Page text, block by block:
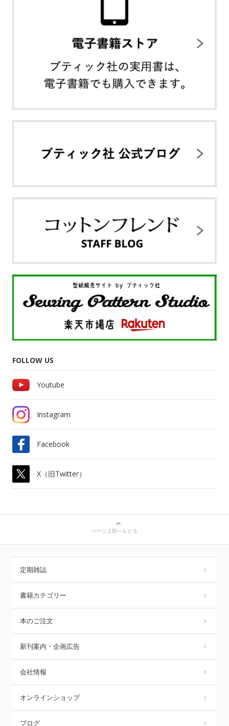
FOLLOW US
Youtube
Instagram
Facebook
X（旧Twitter）
ページ上部へもどる
定期雑誌
書籍カテゴリー
本のご注文
新刊案内・企画広告
会社情報
オンラインショップ
ブログ